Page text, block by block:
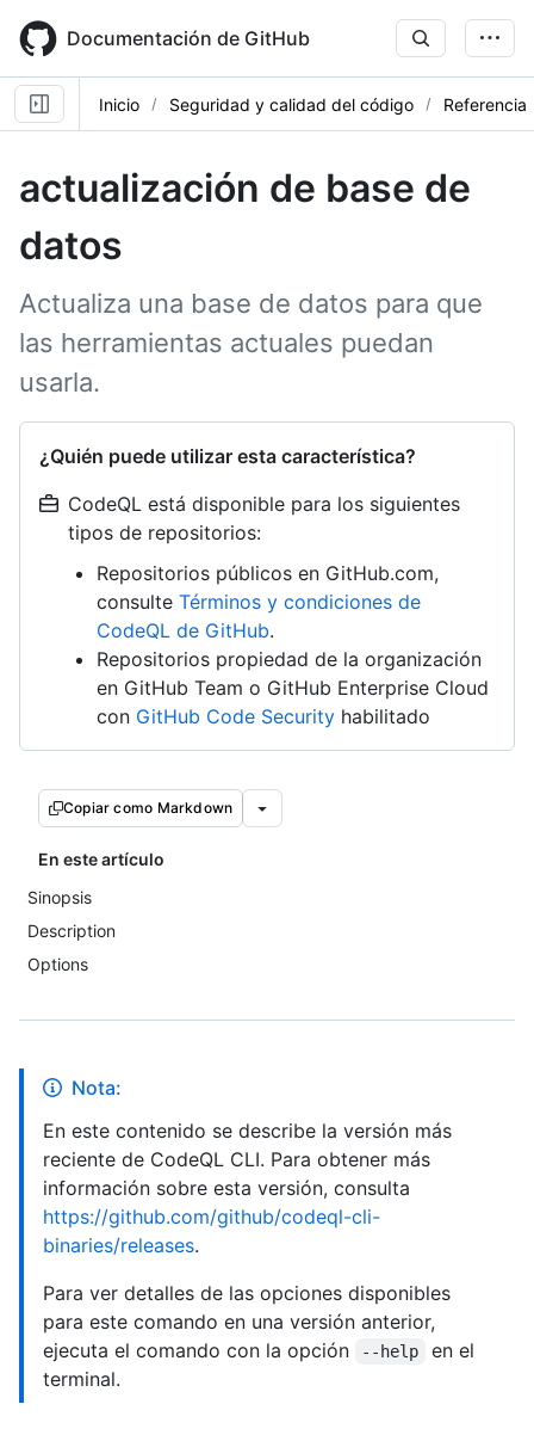
main
content
Documentación de GitHub
Inicio Seguridad y calidad del código Referencia
actualización de base de
datos
Actualiza una base de datos para que
las herramientas actuales puedan
usarla.
¿Quién puede utilizar esta característica?
CodeQL está disponible para los siguientes
tipos de repositorios:
Repositorios públicos en GitHub.com,
consulte Términos y condiciones de
CodeQL de GitHub.
Repositorios propiedad de la organización
en GitHub Team o GitHub Enterprise Cloud
con GitHub Code Security habilitado
Copiar como Markdown
En este artículo
Sinopsis
Description
Options
Nota:
En este contenido se describe la versión más
reciente de CodeQL CLI. Para obtener más
información sobre esta versión, consulta
https://github.com/github/codeql-cli-
binaries/releases.
Para ver detalles de las opciones disponibles
para este comando en una versión anterior,
ejecuta el comando con la opción
--help
en el
terminal.